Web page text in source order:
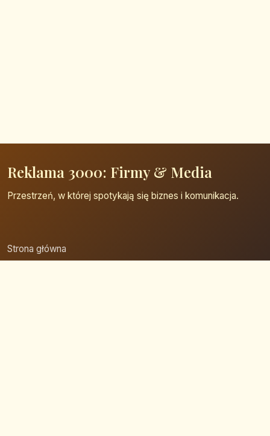
Reklama 3000: Firmy & Media
Przestrzeń, w której spotykają się biznes i komunikacja.
Strona główna